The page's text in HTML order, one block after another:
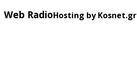
Web RadioHosting by Kosnet.gr